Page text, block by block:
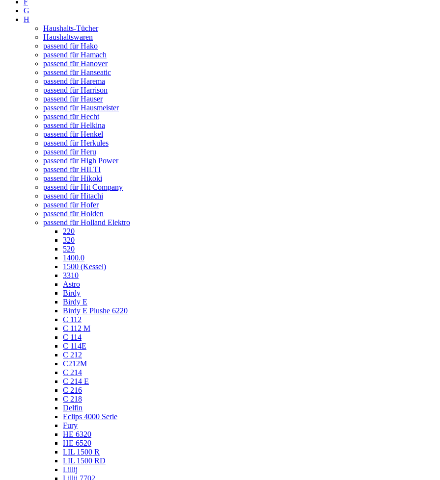
F
G
H
Haushalts-Tücher
Haushaltswaren
passend für Hako
passend für Hamach
passend für Hanover
passend für Hanseatic
passend für Harema
passend für Harrison
passend für Hauser
passend für Hausmeister
passend für Hecht
passend für Helkina
passend für Henkel
passend für Herkules
passend für Heru
passend für High Power
passend für HILTI
passend für Hikoki
passend für Hit Company
passend für Hitachi
passend für Hofer
passend für Holden
passend für Holland Elektro
220
320
520
1400.0
1500 (Kessel)
3310
Astro
Birdy
Birdy E
Birdy E Plushe 6220
C 112
C 112 M
C 114
C 114E
C 212
C212M
C 214
C 214 E
C 216
C 218
Delfin
Eclips 4000 Serie
Fury
HE 6320
HE 6520
LIL 1500 R
LIL 1500 RD
Lillij